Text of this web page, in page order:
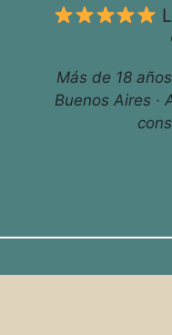
Más de 18
Buenos Aires ·